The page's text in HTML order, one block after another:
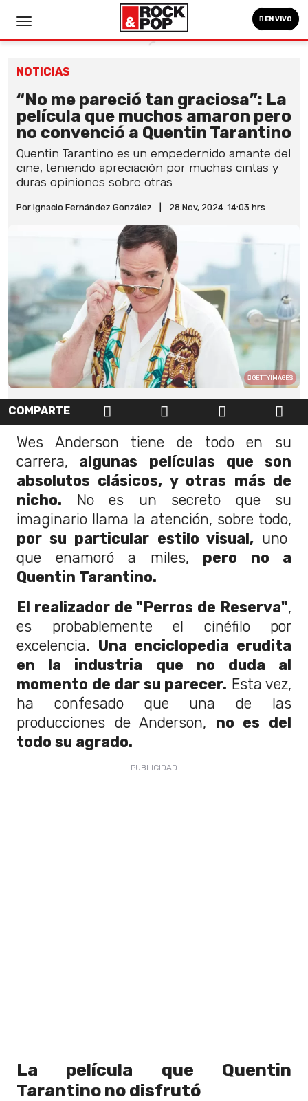
EN VIVO
NOTICIAS
“No me pareció tan graciosa”: La
película que muchos amaron pero
no convenció a Quentin Tarantino
Quentin Tarantino es un empedernido amante del
cine, teniendo apreciación por muchas cintas y
duras opiniones sobre otras.
Por Ignacio Fernández González 28 Nov, 2024. 14:03 hrs
GETTYIMAGES
COMPARTE
Wes Anderson tiene de todo en su
carrera, algunas películas que son
absolutos clásicos, y otras más de
nicho. No es un secreto que su
imaginario llama la atención, sobre todo,
por su particular estilo visual,uno
que enamoró a miles, pero no a
Quentin Tarantino.
El realizador de "Perros de Reserva",
es probablemente el cinéfilo por
excelencia. Una enciclopedia erudita
en la industria que no duda al
momento de dar su parecer. Esta vez,
ha confesado que una de las
producciones de Anderson, no es del
todo su agrado.
La película que Quentin
Tarantino no disfrutó